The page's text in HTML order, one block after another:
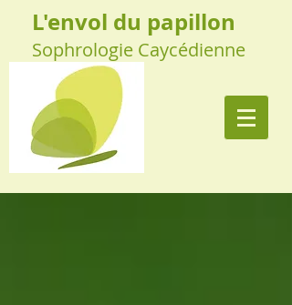
L'envol du papillon
Sophrologie Caycédienne